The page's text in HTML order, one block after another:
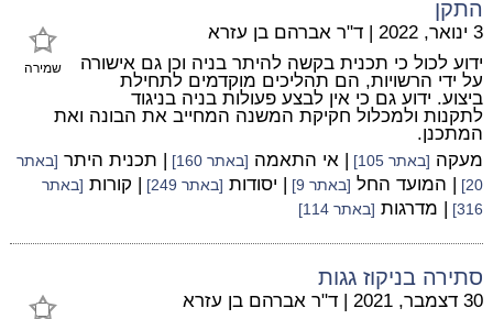
התקן
שמירה
3 ינואר, 2022 | ד"ר אברהם בן עזרא
ידוע לכול כי תכנית בקשה להיתר בניה וכן גם אישורה
על ידי הרשויות, הם תהליכים מוקדמים לתחילת
ביצוע. ידוע גם כי אין לבצע פעולות בניה בניגוד
לתקנות ולמכלול חקיקת המשנה המחייב את הבונה ואת
המתכנן.
מעקה [באתר 105] | אי התאמה [באתר 160] | תכנית היתר [באתר
20]
| המועד החל [באתר 9] | יסודות [באתר 249] | קורות [באתר
316]
| מדרגות [באתר 114]
סתירה בניקוז גגות
30 דצמבר, 2021 | ד"ר אברהם בן עזרא